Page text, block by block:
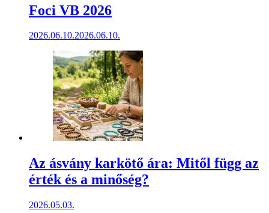
Foci VB 2026
2026.06.10.2026.06.10.
Az ásvány karkötő ára: Mitől függ az
érték és a minőség?
2026.05.03.